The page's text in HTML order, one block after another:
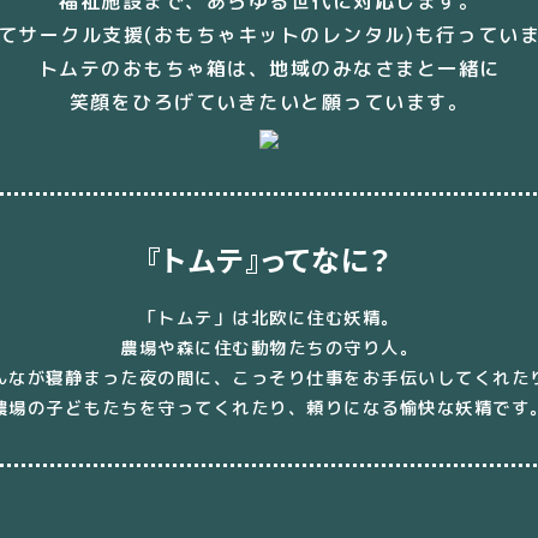
サークル支援(おもちゃキットのレンタル)も行っていま
トムテのおもちゃ箱は、 地域のみなさまと一緒に
笑顔を ひろげていきたいと願っています。
『トムテ』ってなに？
「トムテ」は北欧に住む妖精。
農場や森に住む動物たちの守り人。
なが寝静まった夜の間に、 こっそり仕事をお手伝いしてくれた
場の子どもたちを守ってくれたり、 頼りになる愉快な妖精です。